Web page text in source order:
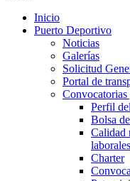
Inicio
Puerto Deportivo
Noticias
Galerías
Solicitud
Portal de
Convocatorias
Perfil
Bolsa
Calidad
laborales
Charter